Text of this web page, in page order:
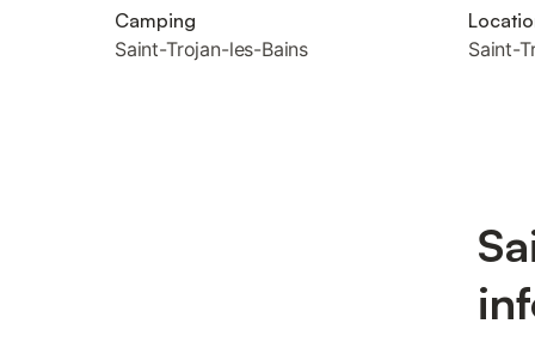
Camping
Saint-Trojan-les-Bains
Saint-